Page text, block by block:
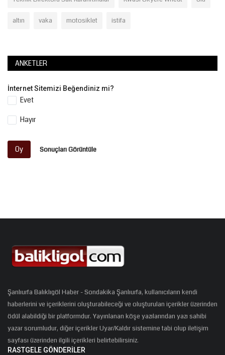
altın vaka motosiklet istifa
ANKETLER
İnternet Sitemizi Beğendiniz mi?
Evet
Hayır
Oy Sonuçları Görüntüle
Şanlıurfa Balıklıgöl Haber - Sondakika Şanlıurfa, kullanıcıların kendi
haberlerini ve içeriklerini oluşturabileceği ve oluşturulan içerikler üzerinden
ödül alabildiği bir platformdur. Yayınlanan köşe yazılarından yazı sahibi
yazar sorumludur, diğer içerikler Uyar/Kaldır sistemine tabi olup iletişim
sayfası üzerinden ilgili içerikleri belirtebilirsiniz.
RASTGELE GÖNDERILER